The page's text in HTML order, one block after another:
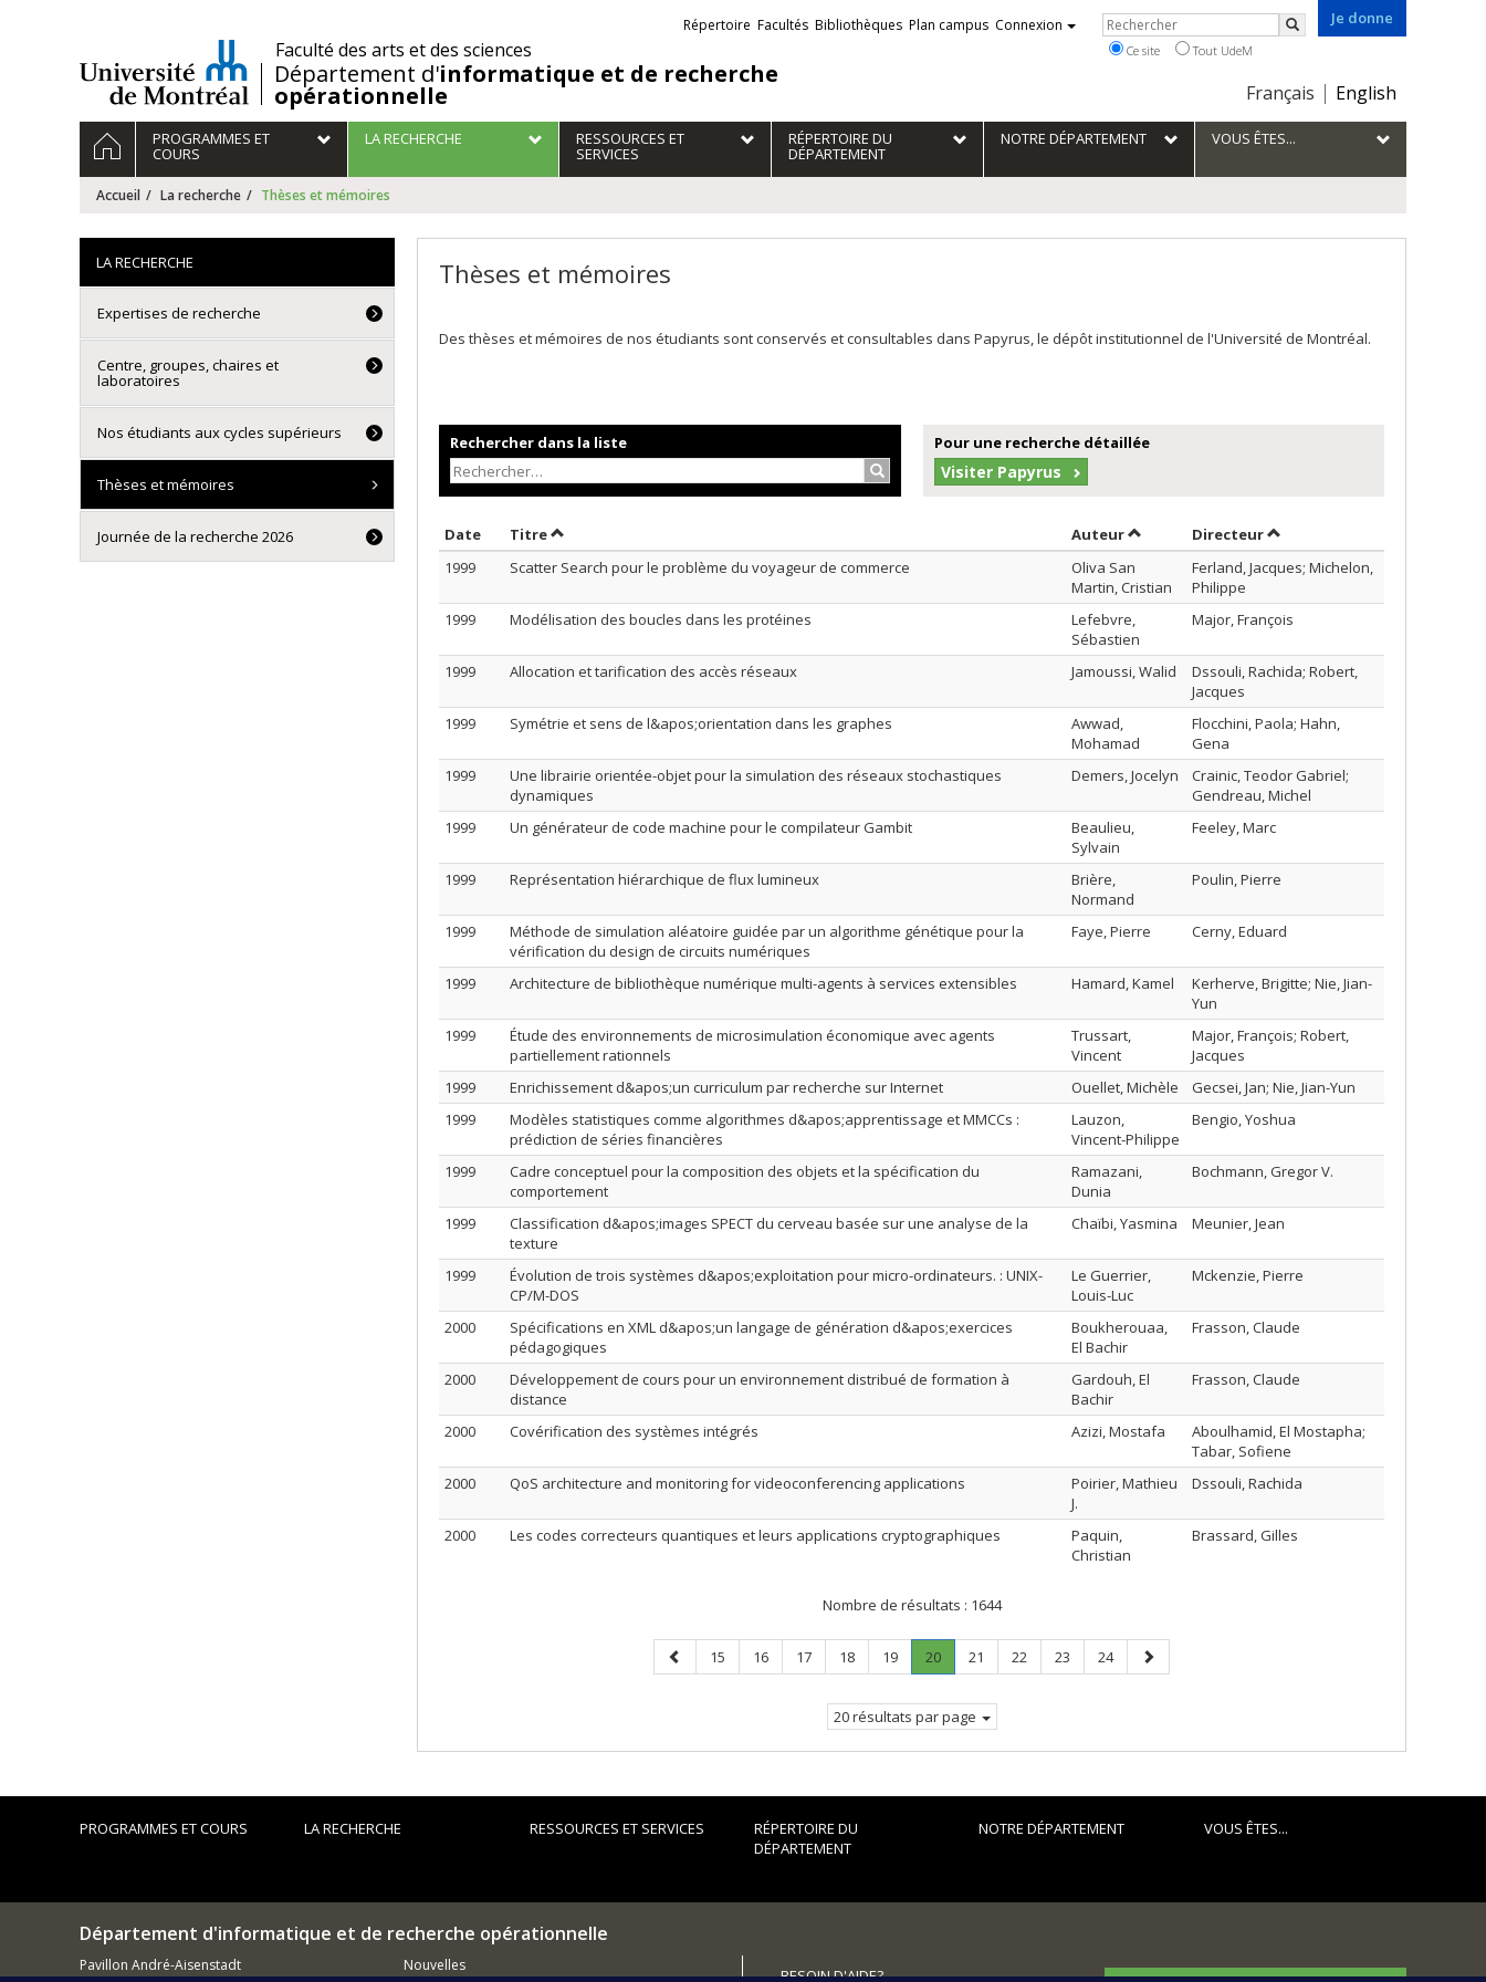
/Faculté des arts et des sciences
Département d'informatique et de recherche
opérationnelle
Je donne
Choix
la
langue
Français English
Liens
externes
Répertoire Facultés Bibliothèques Plan campus Connexion Rechercher
Rechercher
Ce site Tout UdeM
Navigation
principale
ACCUEILPROGRAMMES ET
COURS
LA RECHERCHE RESSOURCES ET
SERVICES
RÉPERTOIRE DU
DÉPARTEMENT
NOTRE DÉPARTEMENT VOUS ÊTES...
Accueil La recherche Thèses et mémoires
Thèses et mémoires
Des thèses et mémoires de nos étudiants sont conservés et consultables dans Papyrus, le dépôt institutionnel de l'Université de Montréal.
Rechercher dans la liste
Rechercher…
Pour une recherche détaillée
Visiter Papyrus
Date Trier par date en ordre décroissant
TitreTrier par titre en ordre décroissant AuteurTrier par auteur en ordre décroissant
Directeurpar contributeur en ordre
1999
Scatter Search pour le problème du voyageur de commerce
Oliva San
Martin, Cristian
Ferland, Jacques; Michelon,
Philippe
1999
Modélisation des boucles dans les protéines
Lefebvre,
Sébastien
Major, François
1999 Allocation et tarification des accès réseaux Jamoussi, Walid
Dssouli, Rachida; Robert,
Jacques
1999
Symétrie et sens de l&apos;orientation dans les graphes
Awwad,
Mohamad
Flocchini, Paola; Hahn,
Gena
1999
Une librairie orientée-objet pour la simulation des réseaux stochastiques
dynamiques
Demers, Jocelyn
Crainic, Teodor Gabriel;
Gendreau, Michel
1999
Un générateur de code machine pour le compilateur Gambit
Beaulieu,
Sylvain
Feeley, Marc
1999 Représentation hiérarchique de flux lumineux
Brière,
Normand
Poulin, Pierre
1999
Méthode de simulation aléatoire guidée par un algorithme génétique pour la
vérification du design de circuits numériques
Faye, Pierre Cerny, Eduard
1999 Architecture de bibliothèque numérique multi-agents à services extensibles Hamard, Kamel
Kerherve, Brigitte; Nie, Jian-
Yun
1999
Étude des environnements de microsimulation économique avec agents
partiellement rationnels
Trussart,
Vincent
Major, François; Robert,
Jacques
1999
Enrichissement d&apos;un curriculum par recherche sur Internet Ouellet, Michèle
Gecsei, Jan; Nie, Jian-Yun
1999
Modèles statistiques comme algorithmes d&apos;apprentissage et MMCCs :
prédiction de séries financières
Lauzon,
Vincent-Philippe
Bengio, Yoshua
1999
Cadre conceptuel pour la composition des objets et la spécification du
comportement
Ramazani,
Dunia
Bochmann, Gregor V.
1999
Classification d&apos;images SPECT du cerveau basée sur une analyse de la
texture
Chaïbi, Yasmina Meunier, Jean
1999
Évolution de trois systèmes d&apos;exploitation pour micro-ordinateurs. : UNIX-
CP/M-DOS
Le Guerrier,
Louis-Luc
Mckenzie, Pierre
2000
Spécifications en XML d&apos;un langage de génération d&apos;exercices
pédagogiques
Boukherouaa,
El Bachir
Frasson, Claude
2000
Développement de cours pour un environnement distribué de formation à
distance
Gardouh, El
Bachir
Frasson, Claude
2000 Covérification des systèmes intégrés Azizi, Mostafa
Aboulhamid, El Mostapha;
Tabar, Sofiene
2000
QoS architecture and monitoring for videoconferencing applications
Poirier, Mathieu
J.
Dssouli, Rachida
2000 Les codes correcteurs quantiques et leurs applications cryptographiques
Paquin,
Christian
Brassard, Gilles
Nombre de résultats : 1644
Page
précédente
Page
15 Page
16 Page
17 Page
18 Page
19 Page
20.
Page
Page
21 Page
22 Page
23 Page
24
Page
suivante
20 résultats par page
LA RECHERCHE
Expertises de recherche
Centre, groupes, chaires et
laboratoires
Nos étudiants aux cycles supérieurs
Thèses et mémoires
Journée de la recherche 2026
PROGRAMMES ET COURS LA RECHERCHE RESSOURCES ET SERVICES
RÉPERTOIRE DU
DÉPARTEMENT
NOTRE DÉPARTEMENT VOUS ÊTES...
Département d'informatique et de recherche opérationnelle
Pavillon André-Aisenstadt
Nouvelles
BESOIN D'AIDE?